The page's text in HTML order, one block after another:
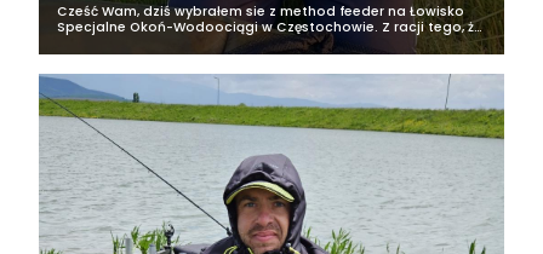
Cześć Wam, dziś wybrałem sie z method feeder na Łowisko
Specjalne Okoń-Wodoociągi w Częstochowie. Z racji tego, że
rozpocząłem przygotowania do zawodów, które odbędą się
niebawem zdecydowałem...